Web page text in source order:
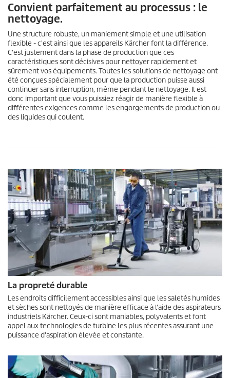
Convient parfaitement au processus : le
nettoyage.
Une structure robuste, un maniement simple et une utilisation
flexible - c'est ainsi que les appareils Kärcher font la différence.
C'est justement dans la phase de production que ces
caractéristiques sont décisives pour nettoyer rapidement et
sûrement vos équipements. Toutes les solutions de nettoyage ont
été conçues spécialement pour que la production puisse aussi
continuer sans interruption, même pendant le nettoyage. Il est
donc important que vous puissiez réagir de manière flexible à
différentes exigences comme les engorgements de production ou
des liquides qui coulent.
La propreté durable
Les endroits difficilement accessibles ainsi que les saletés humides
et sèches sont nettoyés de manière efficace à l'aide des aspirateurs
industriels Kärcher. Ceux-ci sont maniables, polyvalents et font
appel aux technologies de turbine les plus récentes assurant une
puissance d'aspiration élevée et constante.